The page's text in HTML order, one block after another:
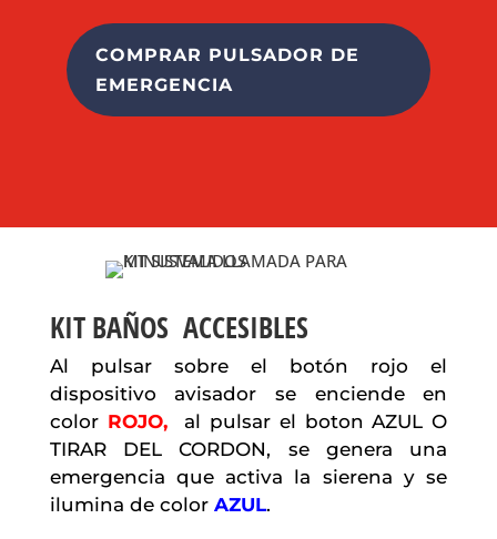
COMPRAR PULSADOR DE
EMERGENCIA
KIT BAÑOS ACCESIBLES
Al pulsar sobre el botón rojo el
dispositivo avisador se enciende en
color ROJO,
al pulsar el boton AZUL O
TIRAR DEL CORDON, se genera una
emergencia que activa la sierena y se
ilumina de color AZUL.